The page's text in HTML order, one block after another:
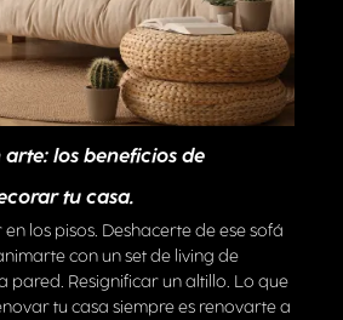
los beneficios de
tu casa.
los pisos. Deshacerte de ese sofá
con un set de living de
pared. Resignificar un altillo. Lo que
tu casa siempre es renovarte a